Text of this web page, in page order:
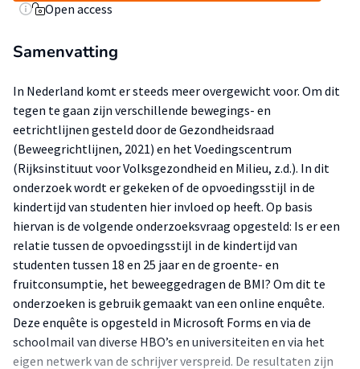
Open access
Samenvatting
In Nederland komt er steeds meer overgewicht voor. Om dit
tegen te gaan zijn verschillende bewegings- en
eetrichtlijnen gesteld door de Gezondheidsraad
(Beweegrichtlijnen, 2021) en het Voedingscentrum
(Rijksinstituut voor Volksgezondheid en Milieu, z.d.). In dit
onderzoek wordt er gekeken of de opvoedingsstijl in de
kindertijd van studenten hier invloed op heeft. Op basis
hiervan is de volgende onderzoeksvraag opgesteld: Is er een
relatie tussen de opvoedingsstijl in de kindertijd van
studenten tussen 18 en 25 jaar en de groente- en
fruitconsumptie, het beweeggedragen de BMI? Om dit te
onderzoeken is gebruik gemaakt van een online enquête.
Deze enquête is opgesteld in Microsoft Forms en via de
schoolmail van diverse HBO’s en universiteiten en via het
eigen netwerk van de schrijver verspreid. De resultaten zijn